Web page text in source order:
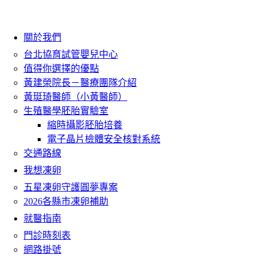
關於我們
台北協育試管嬰兒中心
值得你選擇的優點
黃建榮院長－醫療團隊介紹
黃珽琦醫師（小黃醫師）
生殖醫學胚胎實驗室
縮時攝影胚胎培養
電子晶片檢體安全核對系統
交通路線
我想凍卵
五星凍卵守護圓夢專案
2026各縣市凍卵補助
就醫指南
門診時刻表
網路掛號